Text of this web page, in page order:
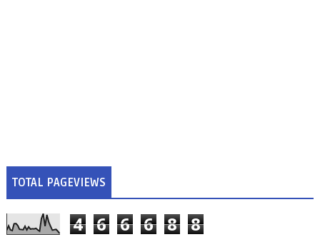
TOTAL PAGEVIEWS
4 6 6 6 8 8